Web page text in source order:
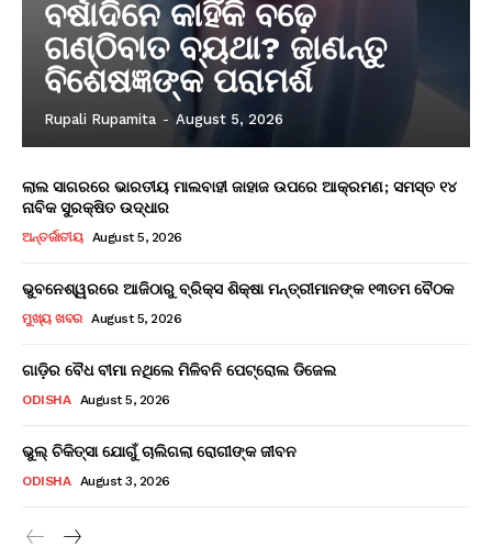
ବର୍ଷାଦିନେ କାହିଁକି ବଢ଼େ
ଗଣ୍ଠିବାତ ବ୍ୟଥା? ଜାଣନ୍ତୁ
ବିଶେଷଜ୍ଞଙ୍କ ପରାମର୍ଶ
Rupali Rupamita - August 5, 2026
ଲାଲ ସାଗରରେ ଭାରତୀୟ ମାଲବାହୀ ଜାହାଜ ଉପରେ ଆକ୍ରମଣ; ସମସ୍ତ ୧୪
ନାବିକ ସୁରକ୍ଷିତ ଉଦ୍ଧାର
ଅନ୍ତର୍ଜାତୀୟ August 5, 2026
ଭୁବନେଶ୍ୱରରେ ଆଜିଠାରୁ ବ୍ରିକ୍ସ ଶିକ୍ଷା ମନ୍ତ୍ରୀମାନଙ୍କ ୧୩ତମ ବୈଠକ
ମୁଖ୍ୟ ଖବର August 5, 2026
ଗାଡ଼ିର ବୈଧ ବୀମା ନଥିଲେ ମିଳିବନି ପେଟ୍ରୋଲ ଡିଜେଲ
ODISHA August 5, 2026
ଭୁଲ୍ ଚିକିତ୍ସା ଯୋଗୁଁ ଚାଲିଗଲା ରୋଗୀଙ୍କ ଜୀବନ
ODISHA August 3, 2026